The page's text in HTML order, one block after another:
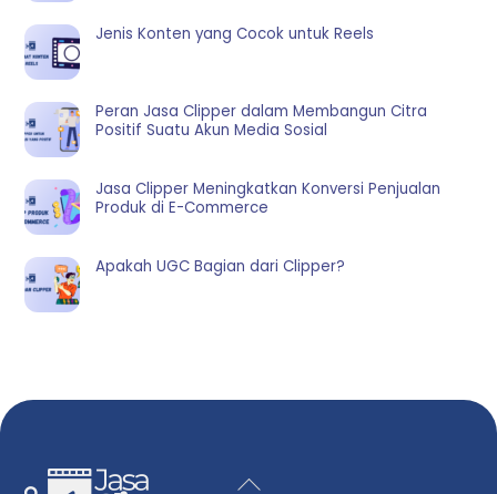
Jenis Konten yang Cocok untuk Reels
Peran Jasa Clipper dalam Membangun Citra
Positif Suatu Akun Media Sosial
Jasa Clipper Meningkatkan Konversi Penjualan
Produk di E-Commerce
Apakah UGC Bagian dari Clipper?
Back